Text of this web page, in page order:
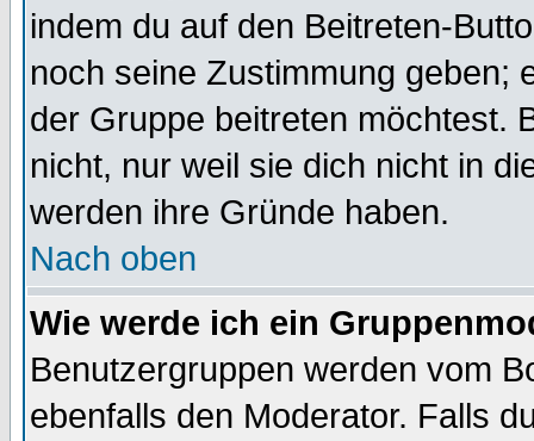
indem du auf den Beitreten-
noch seine Zustimmung geben;
der Gruppe beitreten möchtest.
nicht, nur weil sie dich nicht in
werden ihre Gründe haben.
Nach oben
Wie werde ich ein
Benutzergruppen werden vom
ebenfalls den Moderator. Falls